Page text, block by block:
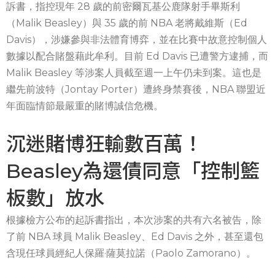
訴書，指控現年 28 歲的前密爾瓦基公鹿隊射手畢斯利
（Malik Beasley）與 35 歲的前 NBA 老將戴維斯（Ed
Davis），涉嫌參與非法體育博弈，並在比賽中故意控制個人
數據以配合賭盤藉此牟利。目前 Ed Davis 已遭警方逮捕，而
Malik Beasley 等涉案人員截至週一上午仍未到案。這也是
繼先前波特（Jontay Porter）遭終身禁賽後，NBA 聯盟近
年面臨情節最嚴重的賭博誠信危機。
沉迷賭博狂輸數百萬！
Beasley為還債同意「控制籃
板數」放水
根據檢方公布的起訴書指出，本次涉案的共有六名被告，除
了前 NBA 球員 Malik Beasley、Ed Davis 之外，甚至還包
含現任球員經紀人保羅·薩莫拉諾（Paolo Zamorano）。